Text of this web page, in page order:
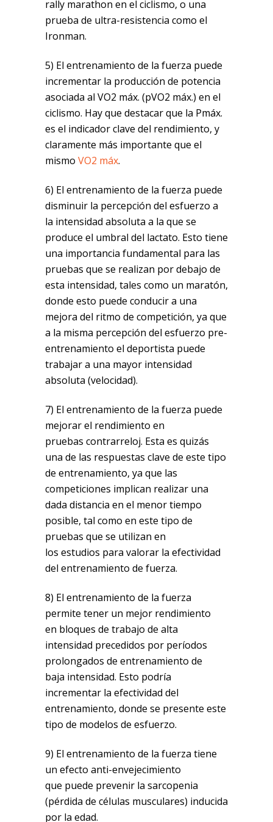
rally marathon en el ciclismo, o una
prueba de ultra-resistencia como el
Ironman.
5) El entrenamiento de la fuerza puede
incrementar la producción de potencia
asociada al VO2 máx. (pVO2 máx.) en el
ciclismo. Hay que destacar que la Pmáx.
es el indicador clave del rendimiento, y
claramente más importante que el
mismo VO2 máx.
6) El entrenamiento de la fuerza puede
disminuir la percepción del esfuerzo a
la intensidad absoluta a la que se
produce el umbral del lactato. Esto tiene
una importancia fundamental para las
pruebas que se realizan por debajo de
esta intensidad, tales como un maratón,
donde esto puede conducir a una
mejora del ritmo de competición, ya que
a la misma percepción del esfuerzo pre-
entrenamiento el deportista puede
trabajar a una mayor intensidad
absoluta (velocidad).
7) El entrenamiento de la fuerza puede
mejorar el rendimiento en
pruebas contrarreloj. Esta es quizás
una de las respuestas clave de este tipo
de entrenamiento, ya que las
competiciones implican realizar una
dada distancia en el menor tiempo
posible, tal como en este tipo de
pruebas que se utilizan en
los estudios para valorar la efectividad
del entrenamiento de fuerza.
8) El entrenamiento de la fuerza
permite tener un mejor rendimiento
en bloques de trabajo de alta
intensidad precedidos por períodos
prolongados de entrenamiento de
baja intensidad. Esto podría
incrementar la efectividad del
entrenamiento, donde se presente este
tipo de modelos de esfuerzo.
9) El entrenamiento de la fuerza tiene
un efecto anti-envejecimiento
que puede prevenir la sarcopenia
(pérdida de células musculares) inducida
por la edad.